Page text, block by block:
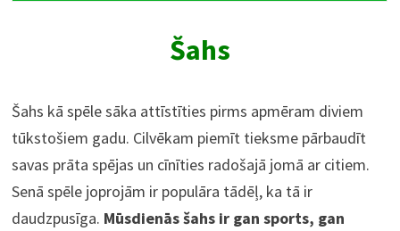
Šahs
Šahs kā spēle sāka attīstīties pirms apmēram diviem
tūkstošiem gadu. Cilvēkam piemīt tieksme pārbaudīt
savas prāta spējas un cīnīties radošajā jomā ar citiem.
Senā spēle joprojām ir populāra tādēļ, ka tā ir
daudzpusīga. Mūsdienās šahs ir gan sports, gan